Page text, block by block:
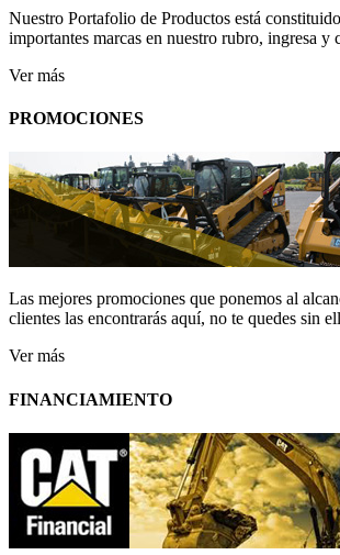
Nuestro Portafolio de Productos está
importantes marcas en nuestro rubro, ingresa y
Ver más
PROMOCIONES
Las mejores promociones que ponemos al
clientes las encontrarás aquí, no te quedes sin
Ver más
FINANCIAMIENTO